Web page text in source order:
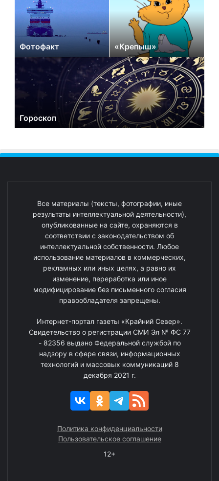
Фотофакт «Крепыш»
Гороскоп
Все материалы (тексты, фотографии, иные
результаты интеллектуальной деятельности),
опубликованные на сайте, охраняются в
соответствии с законодательством об
интеллектуальной собственности. Любое
использование материалов в коммерческих,
рекламных или иных целях, а равно их
изменение, переработка или иное
модифицирование без письменного согласия
правообладателя запрещены.
Интернет-портал газеты «Крайний Север».
Свидетельство о регистрации СМИ Эл № ФС 77
- 82356 выдано Федеральной службой по
надзору в сфере связи, информационных
технологий и массовых коммуникаций 8
декабря 2021 г.
Политика конфиденциальности
Пользовательское соглашение
12+